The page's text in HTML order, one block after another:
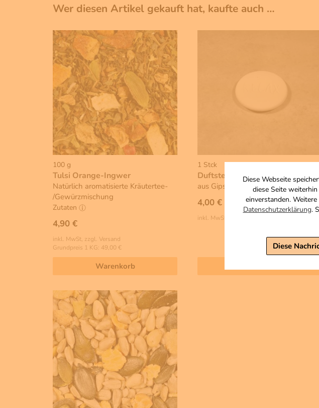
Diese Webseite
diese Seite
einverstanden.
Datenschutzerklärung.
Diese
Wer diesen Artikel gekauft hat, kaufte auch …
100 g
Tulsi Orange-Ingwer
Natürlich aromatisierte Kräutertee-
/Gewürzmischung
Zutaten
4,90 €
inkl. MwSt, zzgl. Versand
Grundpreis 1 KG: 49,00 €
Warenkorb
1 Stck
Duftstein Relax
aus Gips mit poröser Oberfläche
4,00 €
inkl. MwSt, zzgl. Versand